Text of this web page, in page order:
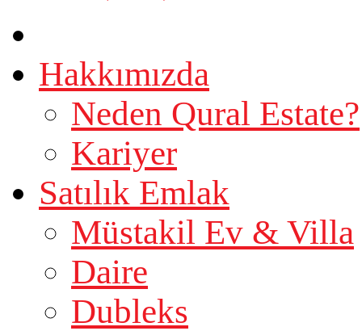
Hakkımızda
Neden Qural Estate?
Kariyer
Satılık Emlak
Müstakil Ev & Villa
Daire
Dubleks